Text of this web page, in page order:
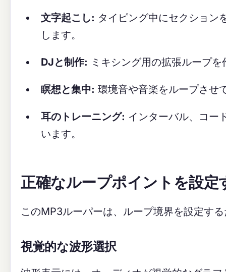
文字起こし: タイピング中にセクション
します。
DJと制作: ミキシング用の拡張ループ
瞑想と集中: 環境音や音楽をループさせ
耳のトレーニング: インターバル、コー
います。
正確なループポイントを設定
このMP3ルーパーは、ループ境界を設定す
視覚的な波形選択